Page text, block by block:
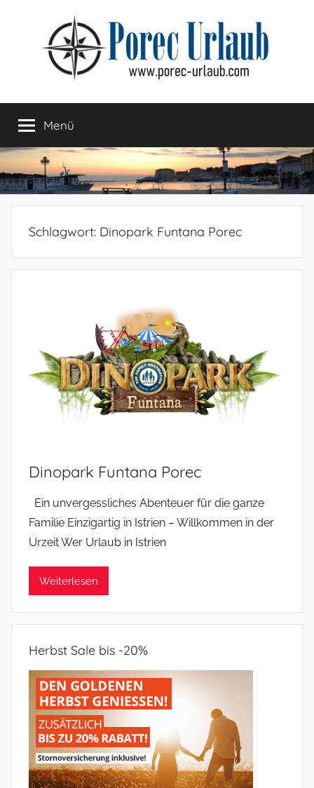
springen
Menü
Schlagwort: Dinopark Funtana Porec
Dinopark Funtana Porec
Ein unvergessliches Abenteuer für die ganze
Familie Einzigartig in Istrien – Willkommen in der
Urzeit Wer Urlaub in Istrien
Weiterlesen
Herbst Sale bis -20%